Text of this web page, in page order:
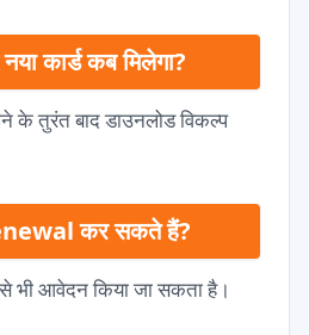
कार्ड कब मिलेगा?
के तुरंत बाद डाउनलोड विकल्प
कर सकते हैं?
भी आवेदन किया जा सकता है।